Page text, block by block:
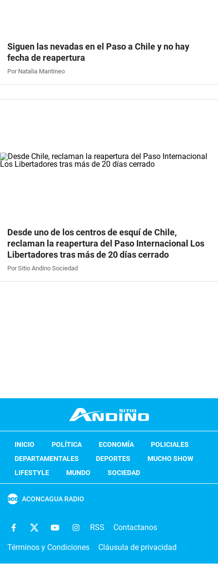
Siguen las nevadas en el Paso a Chile y no hay
fecha de reapertura
Por Natalia Mantineo
Desde uno de los centros de esquí de Chile,
reclaman la reapertura del Paso Internacional Los
Libertadores tras más de 20 días cerrado
Por Sitio Andino Sociedad
INICIO POLÍTICA ECONOMÍA
POLICIALES
DEPARTAMENTALES
DEPORTES
MUCHO SHOW
LIFESTYLE
MUNDO SOCIEDAD
ACONCAGUA RADIO
RSS Contactanos
Términos y Condiciones Cláusula de privacidad